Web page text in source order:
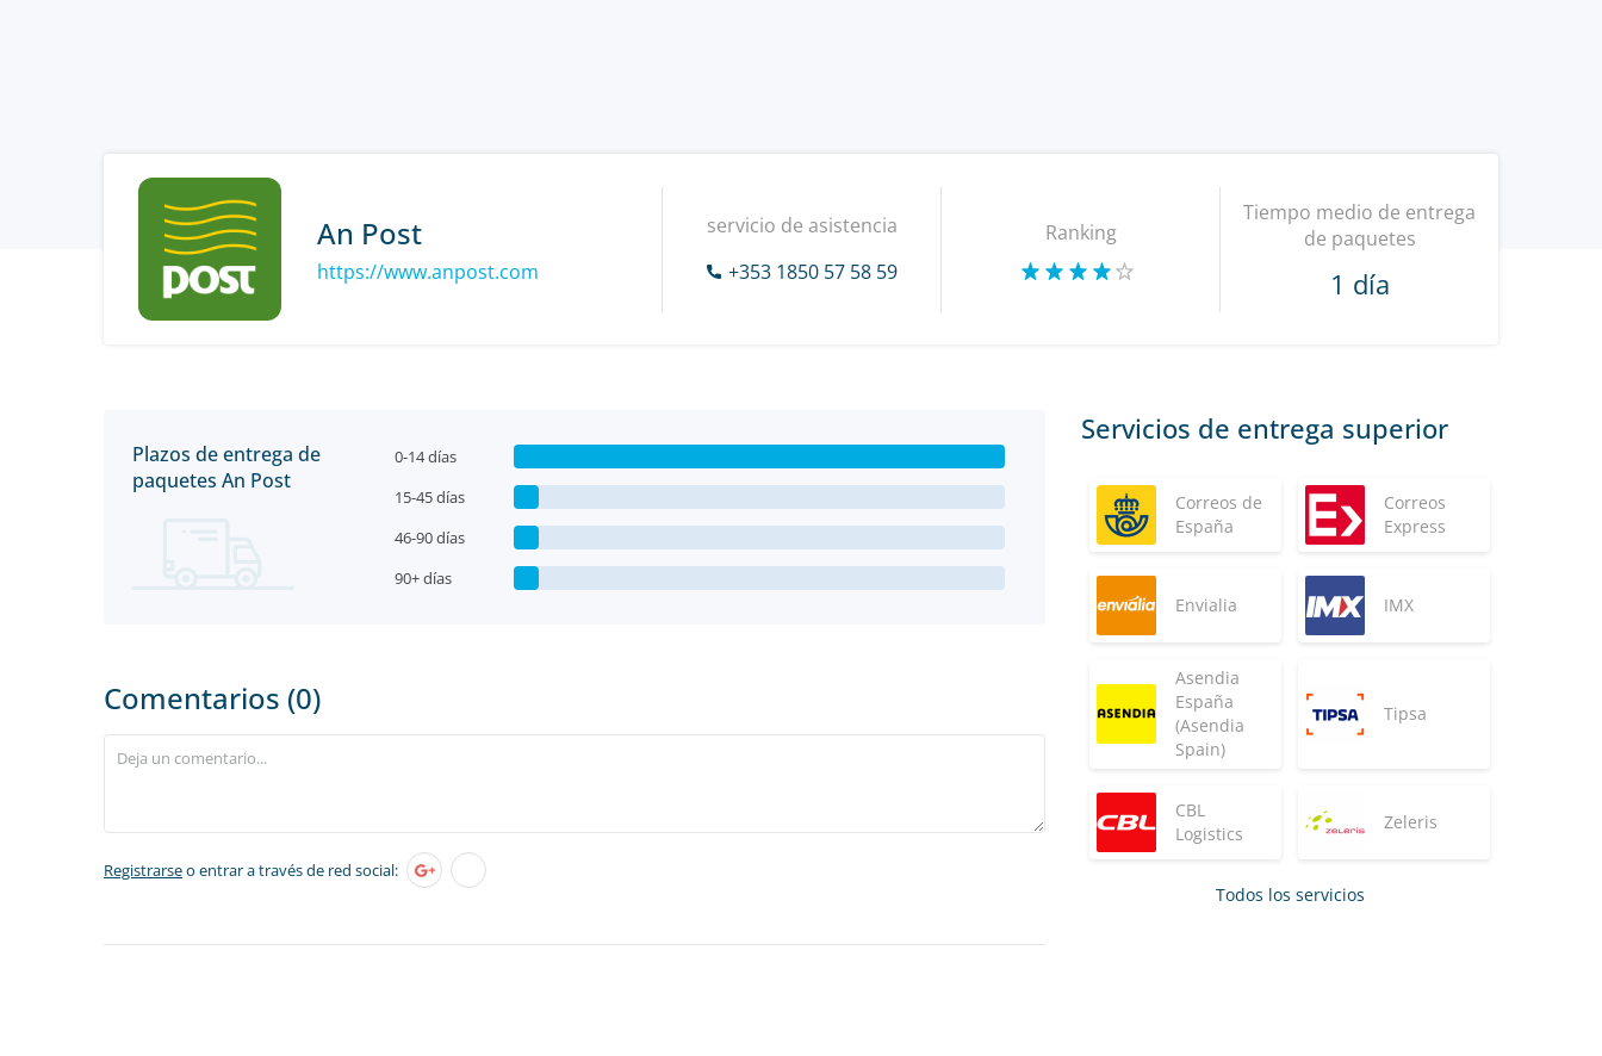
An Post
https://www.anpost.com
servicio de asistencia
+353 1850 57 58 59
Ranking
Tiempo medio de entrega
de paquetes
1 día
Plazos de entrega de
paquetes An Post
0-14 días
15-45 días
46-90 días
90+ días
Comentarios (0)
Registrarseo entrar a través de red social:
Servicios de entrega superior
Correos de
España
Correos
Express
Envialia IMX
Asendia
España
(Asendia
Spain)
Tipsa
CBL
Logistics
Zeleris
Todos los servicios